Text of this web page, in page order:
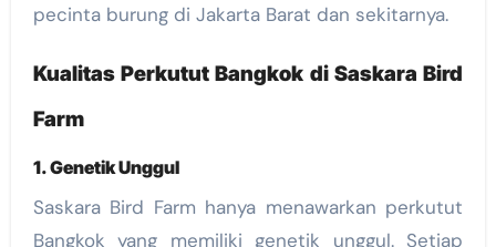
pecinta burung di Jakarta Barat dan sekitarnya.
Kualitas Perkutut Bangkok di Saskara Bird
Farm
1. Genetik Unggul
Saskara Bird Farm hanya menawarkan perkutut
Bangkok yang memiliki genetik unggul. Setiap